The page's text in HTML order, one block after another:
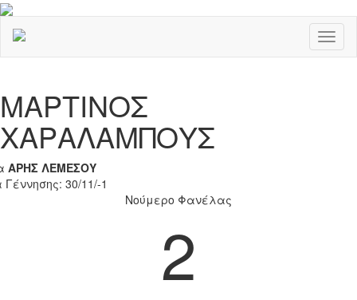
ΜΑΡΤΙΝΟΣ
ΧΑΡΑΛΑΜΠΟΥΣ
ΑΡΗΣ ΛΕΜΕΣΟΥ
30/11/-1
Νούμερο Φανέλας
2